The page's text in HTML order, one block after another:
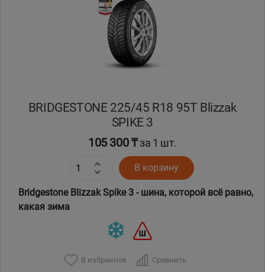
BRIDGESTONE 225/45 R18 95T Blizzak
SPIKE 3
105 300 ₸за 1 шт.
В корзину
Bridgestone Blizzak Spike 3 - шина, которой всё равно,
какая зима
В избранное Сравнить
Павлодар
Талдыкорган